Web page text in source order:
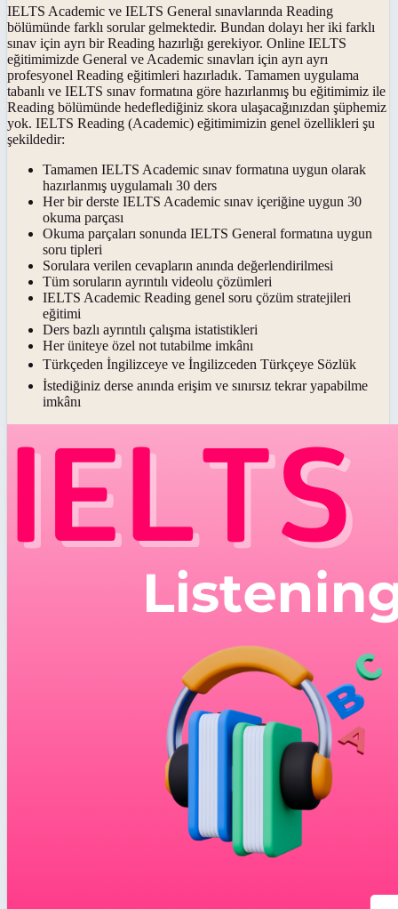
IELTS Academic ve IELTS General sınavlarında Reading
bölümünde farklı sorular gelmektedir. Bundan dolayı her iki farklı
sınav için ayrı bir Reading hazırlığı gerekiyor. Online IELTS
eğitimimizde General ve Academic sınavları için ayrı ayrı
profesyonel Reading eğitimleri hazırladık. Tamamen uygulama
tabanlı ve IELTS sınav formatına göre hazırlanmış bu eğitimimiz ile
Reading bölümünde hedeflediğiniz skora ulaşacağınızdan şüphemiz
yok. IELTS Reading (Academic) eğitimimizin genel özellikleri şu
şekildedir:
Tamamen IELTS Academic sınav formatına uygun olarak
hazırlanmış uygulamalı 30 ders
Her bir derste IELTS Academic sınav içeriğine uygun 30
okuma parçası
Okuma parçaları sonunda IELTS General formatına uygun
soru tipleri
Sorulara verilen cevapların anında değerlendirilmesi
Tüm soruların ayrıntılı videolu çözümleri
IELTS Academic Reading genel soru çözüm stratejileri
eğitimi
Ders bazlı ayrıntılı çalışma istatistikleri
Her üniteye özel not tutabilme imkânı
Türkçeden İngilizceye ve İngilizceden Türkçeye Sözlük
İstediğiniz derse anında erişim ve sınırsız tekrar yapabilme
imkânı